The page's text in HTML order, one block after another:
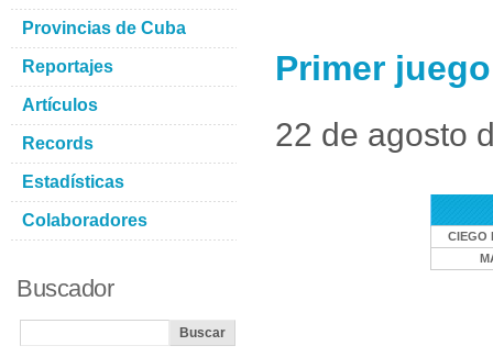
Primer
22 de agosto
CIEGO
Provincias de Cuba
Reportajes
Artículos
Records
Estadísticas
Colaboradores
Buscador